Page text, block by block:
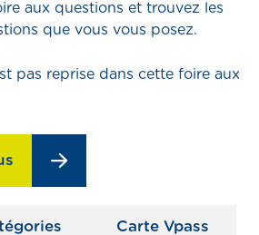
aux questions et trouvez les
que vous vous posez.
pas reprise dans cette foire aux
Carte Vpass